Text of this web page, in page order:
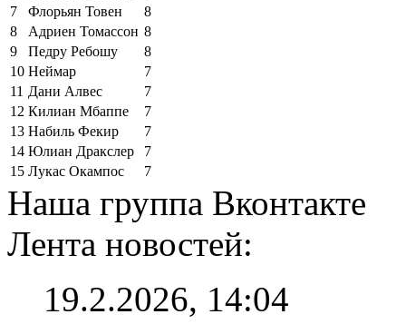
7
Флорьян Товен
8
8
Адриен Томассон 8
9
Педру Ребошу
8
10 Неймар
7
11 Дани Алвес
7
12 Килиан Мбаппе
7
13 Набиль Фекир
7
14 Юлиан Дракслер
7
15 Лукас Окампос 7
Наша группа Вконтакте
Лента новостей:
19.2.2026, 14:04